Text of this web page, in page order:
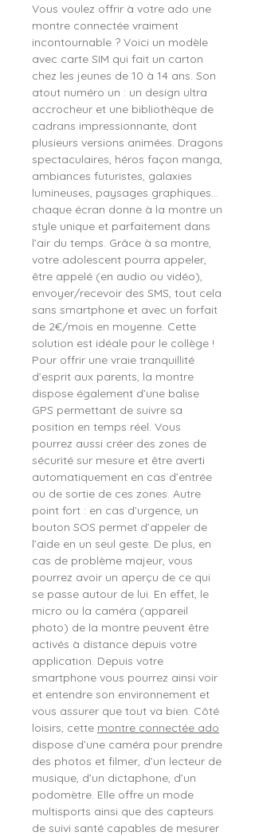
Vous voulez offrir à votre ado une
montre connectée vraiment
incontournable ? Voici un modèle
avec carte SIM qui fait un carton
chez les jeunes de 10 à 14 ans. Son
atout numéro un : un design ultra
accrocheur et une bibliothèque de
cadrans impressionnante, dont
plusieurs versions animées. Dragons
spectaculaires, héros façon manga,
ambiances futuristes, galaxies
lumineuses, paysages graphiques…
chaque écran donne à la montre un
style unique et parfaitement dans
l’air du temps. Grâce à sa montre,
votre adolescent pourra appeler,
être appelé (en audio ou vidéo),
envoyer/recevoir des SMS, tout cela
sans smartphone et avec un forfait
de 2€/mois en moyenne. Cette
solution est idéale pour le collège !
Pour offrir une vraie tranquillité
d’esprit aux parents, la montre
dispose également d’une balise
GPS permettant de suivre sa
position en temps réel. Vous
pourrez aussi créer des zones de
sécurité sur mesure et être averti
automatiquement en cas d’entrée
ou de sortie de ces zones. Autre
point fort : en cas d’urgence, un
bouton SOS permet d’appeler de
l’aide en un seul geste. De plus, en
cas de problème majeur, vous
pourrez avoir un aperçu de ce qui
se passe autour de lui. En effet, le
micro ou la caméra (appareil
photo) de la montre peuvent être
activés à distance depuis votre
application. Depuis votre
smartphone vous pourrez ainsi voir
et entendre son environnement et
vous assurer que tout va bien. Côté
loisirs, cette montre connectée ado
dispose d’une caméra pour prendre
des photos et filmer, d’un lecteur de
musique, d’un dictaphone, d’un
podomètre. Elle offre un mode
multisports ainsi que des capteurs
de suivi santé capables de mesurer